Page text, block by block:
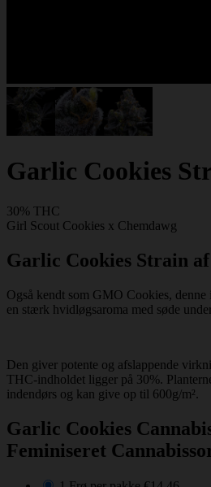
Garlic Cookies
30% THC
Girl Scout Cookies x Chemdawg
Garlic Cookies Strain
Også kendt som GMO Cookies,
en stærk hvidløgsaroma med søde
Den giver potente og afslappende
THC-indholdet ligger på 30%.
indendørs og kan give op til 600g/m².
Garlic Cookies
Feminiseret